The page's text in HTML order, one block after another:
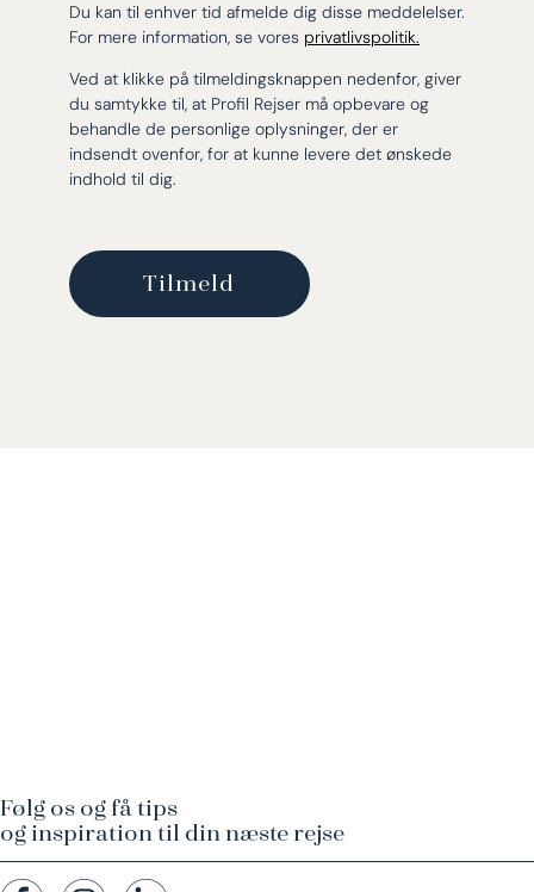
Du kan til enhver tid afmelde dig disse meddelelser.
For mere information, se vores privatlivspolitik.
Ved at klikke på tilmeldingsknappen nedenfor, giver
du samtykke til, at Profil Rejser må opbevare og
behandle de personlige oplysninger, der er
indsendt ovenfor, for at kunne levere det ønskede
indhold til dig.
Følg os og få tips
og inspiration til din næste rejse